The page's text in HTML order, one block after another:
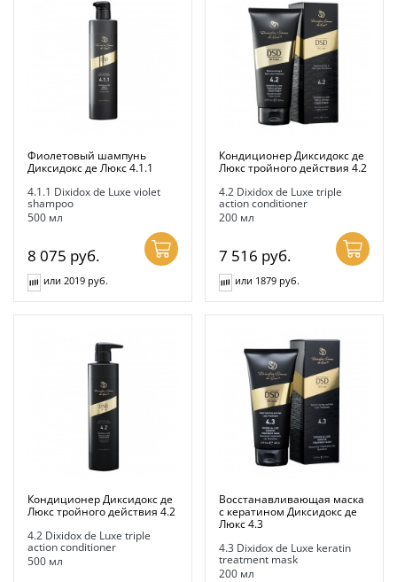
Фиолетовый шампунь
Диксидокс де Люкс 4.1.1
4.1.1 Dixidox de Luxe violet
shampoo
500 мл
8 075 руб.
или 2019 руб.
Кондиционер Диксидокс де
Люкс тройного действия 4.2
4.2 Dixidox de Luxe triple
action conditioner
200 мл
7 516 руб.
или 1879 руб.
Кондиционер Диксидокс де
Люкс тройного действия 4.2
4.2 Dixidox de Luxe triple
action conditioner
500 мл
Восстанавливающая маска
с кератином Диксидокс де
Люкс 4.3
4.3 Dixidox de Luxe keratin
treatment mask
200 мл